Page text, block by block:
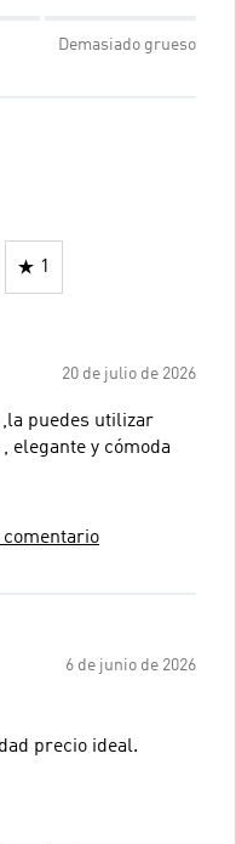
Demasiado grueso
1
20 de julio de 2026
puedes utilizar
elegante y cómoda
comentario
6 de junio de 2026
precio ideal.